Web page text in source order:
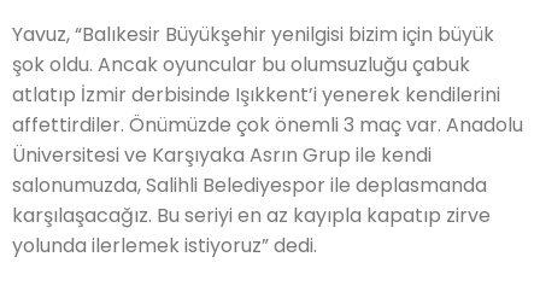
Yavuz, “Balıkesir Büyükşehir yenilgisi bizim için büyük
şok oldu. Ancak oyuncular bu olumsuzluğu çabuk
atlatıp İzmir derbisinde Işıkkent’i yenerek kendilerini
affettirdiler. Önümüzde çok önemli 3 maç var. Anadolu
Üniversitesi ve Karşıyaka Asrın Grup ile kendi
salonumuzda, Salihli Belediyespor ile deplasmanda
karşılaşacağız. Bu seriyi en az kayıpla kapatıp zirve
yolunda ilerlemek istiyoruz” dedi.